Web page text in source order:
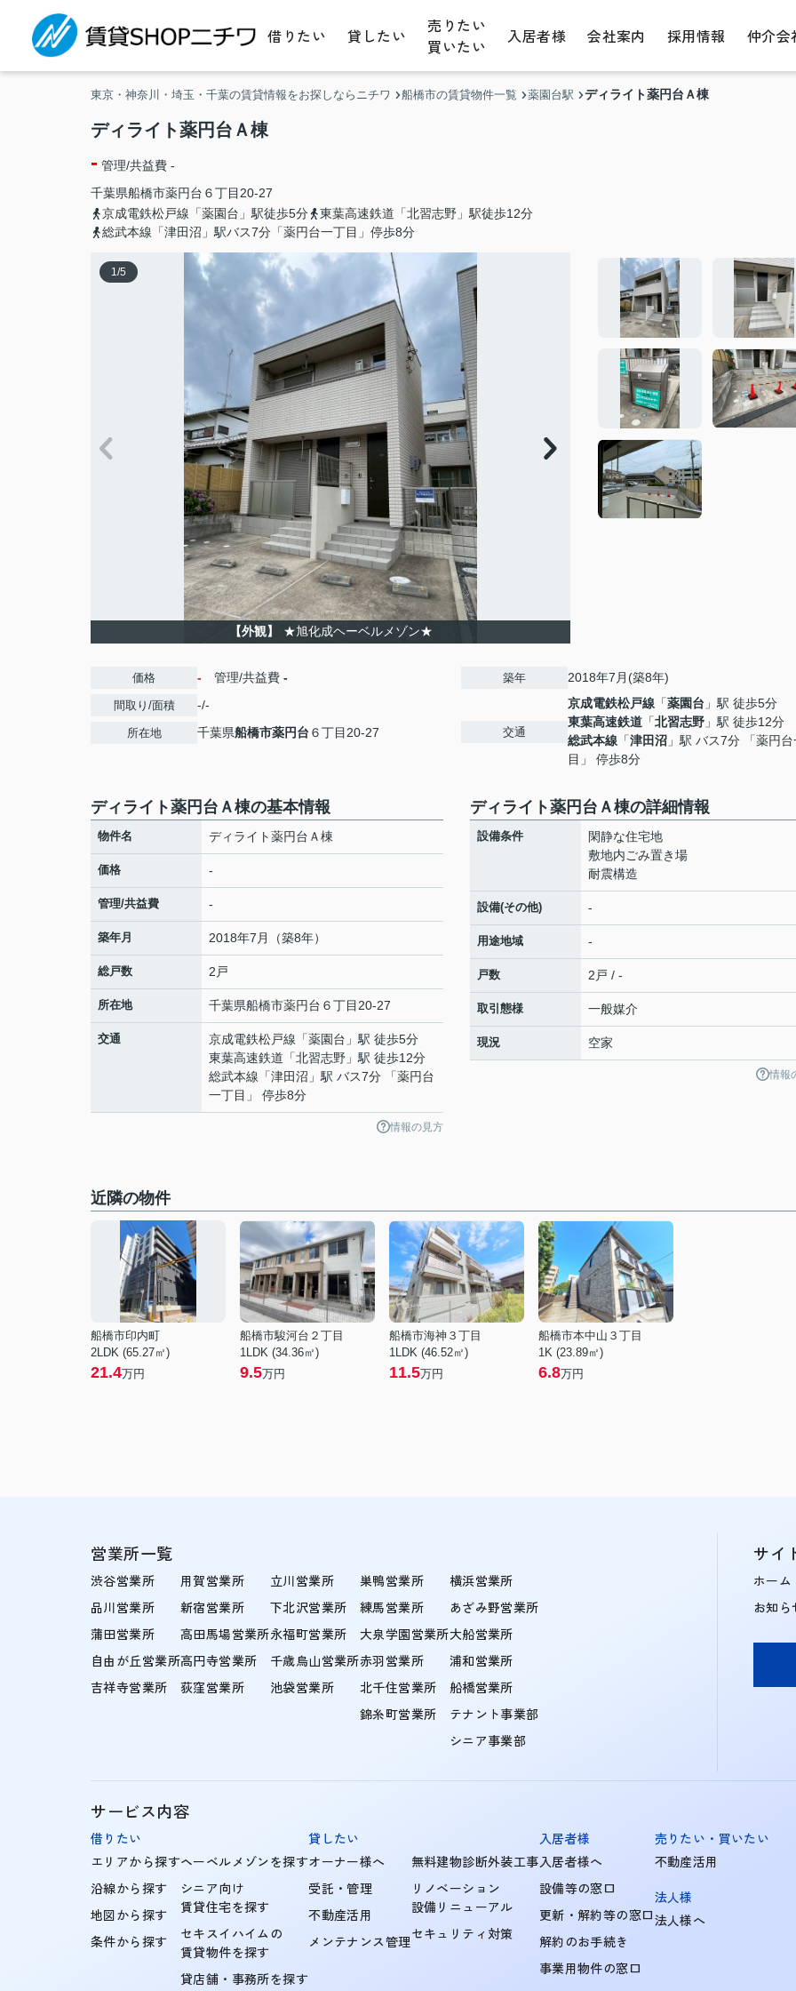
借りたい 貸したい
売りたい
買いたい
入居者様 会社案内 採用情報 仲介会
東京・神奈川・埼玉・千葉の賃貸情報をお探しならニチワ 船橋市の賃貸物件一覧 薬園台駅 ディライト薬円台Ａ棟
ディライト薬円台Ａ棟
- 管理/共益費 -
千葉県船橋市薬円台 ６丁目20-27
京成電鉄松戸線「薬園台」駅徒歩5分
東葉高速鉄道「北習志野」駅徒歩12分
総武本線「津田沼」駅バス7分「薬円台一丁目」停歩8分
1/5
【外観】 ★旭化成ヘーベルメゾン★
価格 - 管理/共益費 -
間取り/面積 -/-
所在地 千葉県船橋市薬円台 ６丁目20-27
築年 2018年7月(築8年)
交通
京成電鉄松戸線 「薬園台 」駅 徒歩5分
東葉高速鉄道 「北習志野 」駅 徒歩12分
総武本線 「津田沼 」駅 バス7分 「薬円
目」 停歩8分
ディライト薬円台Ａ棟の基本情報
物件名 ディライト薬円台Ａ棟
価格 -
管理/共益費 -
築年月 2018年7月（築8年）
総戸数 2戸
所在地 千葉県船橋市薬円台 ６丁目20-27
交通 京成電鉄松戸線 「薬園台 」駅 徒歩5分
東葉高速鉄道 「北習志野 」駅 徒歩12分
総武本線 「津田沼 」駅 バス7分 「薬円台
一丁目」 停歩8分
情報の見方
ディライト薬円台Ａ棟の詳細情報
設備条件
閑静な住宅地
敷地内ごみ置き場
耐震構造
設備(その他) -
用途地域 -
戸数 2戸 / -
取引態様 一般媒介
現況 空家
情報
近隣の物件
船橋市印内町
2LDK (65.27㎡)
21.4万円
船橋市駿河台２丁目
1LDK (34.36㎡)
9.5万円
船橋市海神３丁目
1LDK (46.52㎡)
11.5万円
船橋市本中山３丁目
1K (23.89㎡)
6.8万円
営業所一覧
渋谷営業所
品川営業所
蒲田営業所
自由が丘営業所
吉祥寺営業所
用賀営業所
新宿営業所
高田馬場営業所
高円寺営業所
荻窪営業所
立川営業所
下北沢営業所
永福町営業所
千歳烏山営業所
池袋営業所
巣鴨営業所
練馬営業所
大泉学園営業所
赤羽営業所
北千住営業所
錦糸町営業所
横浜営業所
あざみ野営業所
大船営業所
浦和営業所
船橋営業所
テナント事業部
シニア事業部
サイ
ホーム
お知ら
サービス内容
借りたい
エリアから探す
沿線から探す
地図から探す
条件から探す
ヘーベルメゾンを探す
シニア向け
賃貸住宅を探す
セキスイハイムの
賃貸物件を探す
貸店舗・事務所を探す
貸したい
オーナー様へ
受託・管理
不動産活用
メンテナンス管理
無料建物診断外装工事
リノベーション
設備リニューアル
セキュリティ対策
入居者様
入居者様へ
設備等の窓口
更新・解約等の窓口
解約のお手続き
事業用物件の窓口
売りたい・買いたい
不動産活用
法人様
法人様へ